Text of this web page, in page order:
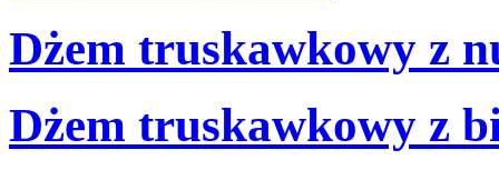
Dżem truskawkowy z
Dżem truskawkowy z